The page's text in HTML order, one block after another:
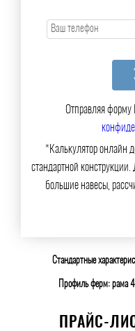
Отправляя форму
*Калькулятор онлайн
стандартной
большие навесы,
Стандартные
Профиль ферм: рама
ПРАЙС-